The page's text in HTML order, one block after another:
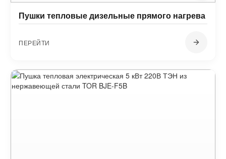
Пушки тепловые дизельные прямого нагрева
ПЕРЕЙТИ